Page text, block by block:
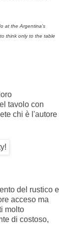
at the Argentina's
think only to the table
tavolo con
chi è l'autore
del rustico e
acceso ma
molto
di costoso,